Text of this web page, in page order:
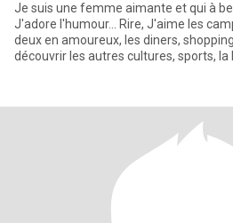
Je suis une femme aimante et qui à beaucoup d'amour à donner.
J'adore l'humour... Rire, J'aime les
deux en amoureux, les diners,
découvrir les autres cultures, sports, la